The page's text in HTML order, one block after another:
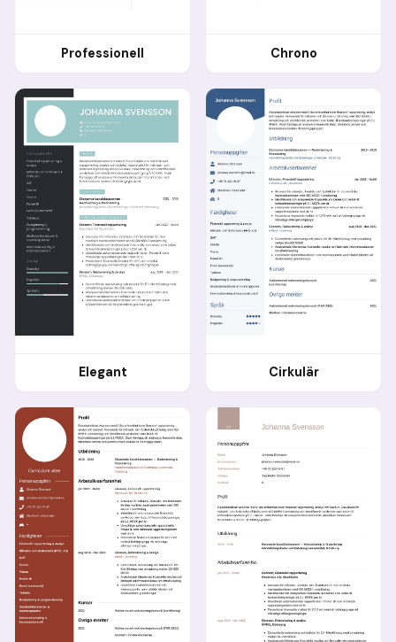
Professionell Chrono
Elegant Cirkulär